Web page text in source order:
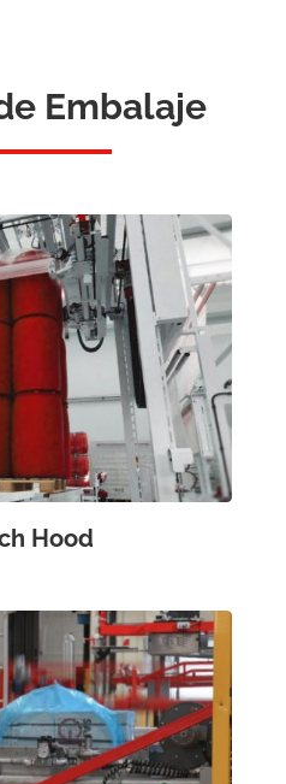
Embalaje
Hood